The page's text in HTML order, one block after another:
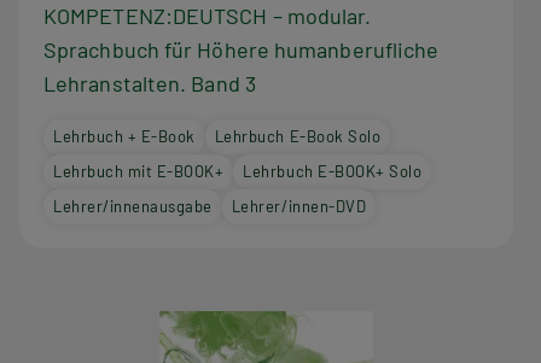
KOMPETENZ:DEUTSCH – modular.
Sprachbuch für Höhere humanberufliche
Lehranstalten. Band 3
Lehrbuch + E-Book
Lehrbuch E-Book Solo
Lehrbuch mit E-BOOK+
Lehrbuch E-BOOK+ Solo
Lehrer/innenausgabe
Lehrer/innen-DVD